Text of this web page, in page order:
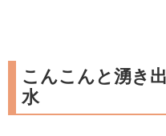
こんこんと湧き
水